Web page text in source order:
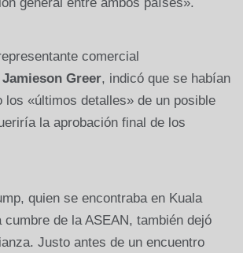
comercial
Jamieson Greer, indicó que se habían
los «últimos detalles» de un posible
la aprobación final de los
quien se encontraba en Kuala
cumbre de la ASEAN, también dejó
Justo antes de un encuentro